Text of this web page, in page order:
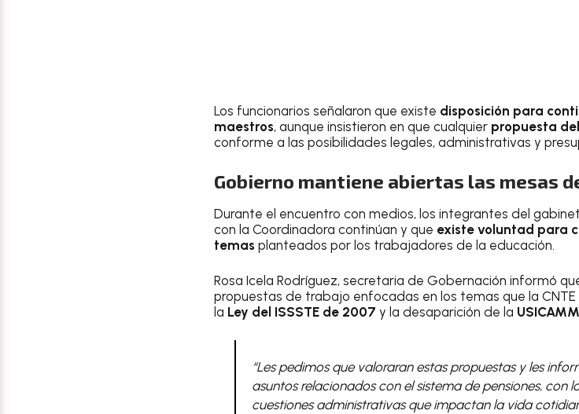
Los funcionarios señalaron que existe disposición para
maestros, aunque insistieron en que cualquier propuesta
conforme a las posibilidades legales, administrativas y
Gobierno mantiene abiertas las mesas
Durante el encuentro con medios, los integrantes del
con la Coordinadora continúan y que existe voluntad para
temas planteados por los trabajadores de la educación.
Rosa Icela Rodríguez, secretaria de Gobernación informó
propuestas de trabajo enfocadas en los temas que la
la Ley del ISSSTE de 2007 y la desaparición de la USICAMM
“Les pedimos que valoraran estas propuestas y les
asuntos relacionados con el sistema de pensiones, con
cuestiones administrativas que impactan la vida